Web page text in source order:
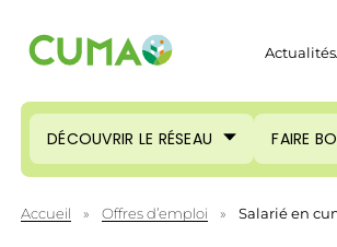
Actualités
DÉCOUVRIR LE RÉSEAU FAIRE
Accueil » Offres d’emploi » Salarié en